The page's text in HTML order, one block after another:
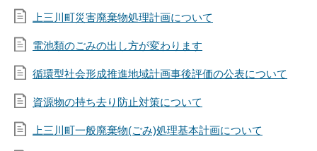
上三川町災害廃棄物処理計画について
電池類のごみの出し方が変わります
循環型社会形成推進地域計画事後評価の公表について
資源物の持ち去り防止対策について
上三川町一般廃棄物(ごみ)処理基本計画について